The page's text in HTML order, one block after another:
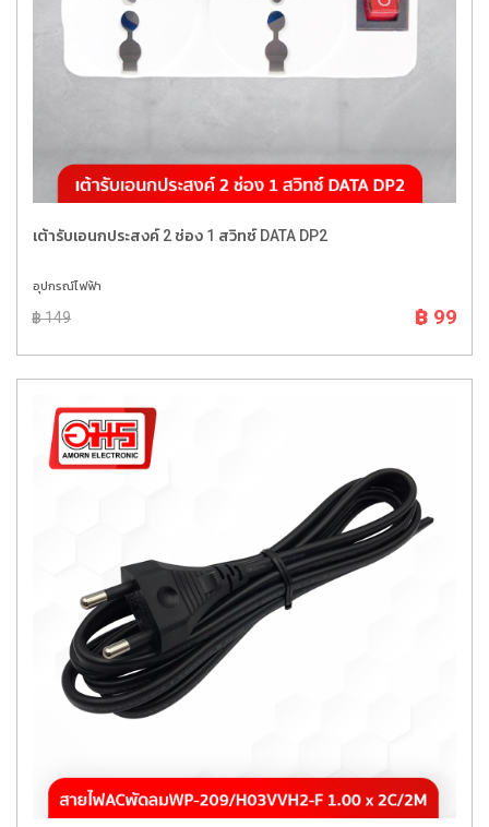
เต้ารับเอนกประสงค์ 2 ช่อง 1 สวิทซ์ DATA DP2
อุปกรณ์ไฟฟ้า
฿ 149 ฿ 99